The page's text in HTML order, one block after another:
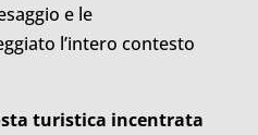
e le
l’intero contesto
turistica incentrata